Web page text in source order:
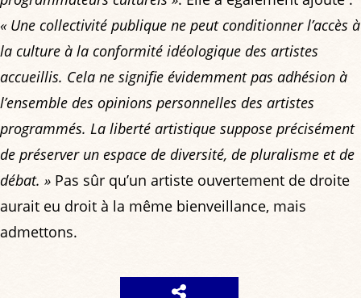
« Une collectivité publique ne peut conditionner l’accès à
la culture à la conformité idéologique des artistes
accueillis. Cela ne signifie évidemment pas adhésion à
l’ensemble des opinions personnelles des artistes
programmés. La liberté artistique suppose précisément
de préserver un espace de diversité, de pluralisme et de
débat. » Pas sûr qu’un artiste ouvertement de droite
aurait eu droit à la même bienveillance, mais
admettons.